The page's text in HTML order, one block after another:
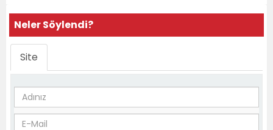
Neler Söylendi?
Site